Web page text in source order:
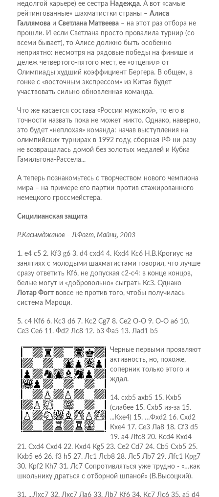
недолгой карьере) ее сестра Надежда. А вот «самые
рейтингованные» шахматистки страны – Алиса
Галлямова и Светлана Матвеева – на этот раз отбора не
прошли. И если Светлана просто провалила турнир (со
всеми бывает), то Алисе должно быть особенно
неприятно: несмотря на рядовые победы на финише и
дележ четвертого-пятого мест, ее «отцепил» от
Олимпиады худший коэффициент Бергера. В общем, в
гонке с «восточным экспрессом» из Китая будет
участвовать сильно обновленная команда.
Что же касается состава «России мужской», то его в
точности назвать пока не может никто. Однако, наверно,
это будет «неплохая» команда: начав выступления на
олимпийских турнирах в 1992 году, сборная РФ ни разу
не возвращалась домой без золотых медалей и Кубка
Гамильтона-Рассела...
А теперь познакомьтесь с творчеством нового чемпиона
мира – на примере его партии против стажированного
немецкого гроссмейстера.
Сицилианская защита
Р.Касымджанов – Л.Фогт, Майнц, 2003
1. e4 c5 2. Кf3 g6 3. d4 cxd4 4. Кxd4 Кc6 Н.В.Крогиус на
занятиях с молодыми шахматистами говорил, что лучше
сразу ответить Кf6, не допуская с2-с4: в конце концов,
белые могут и «добровольно» сыграть Кс3. Однако
Лотар Фогт вовсе не против того, чтобы получилась
система Мароци.
5. c4 Кf6 6. Кc3 d6 7. Кc2 Сg7 8. Сe2 O-O 9. O-O a6 10.
Сe3 Сe6 11. Фd2 Лc8 12. b3 Фa5 13. Лad1 b5
Черные первыми проявляют
активность, но, похоже,
соперник только этого и
ждал.
14. cxb5 axb5 15. Кxb5
(слабее 15. Cхb5 из-за 15.
...Кxe4) 15. …Фxd2 16. Сxd2
Кxe4 17. Сe3 Лa8 18. Сf3 d5
19. a4 Лfc8 20. Кcd4 Кxd4
21. Сxd4 Сxd4 22. Кxd4 Кg5 23. Сe2 Сd7 24. Сb5 Сxb5 25.
Кxb5 e6 26. f3 h5 27. Лc1 Лcb8 28. Лc5 Лb7 29. Лfc1 Крg7
30. Крf2 Кh7 31. Лc7 Сопротивляться уже трудно - «…как
школьнику драться с отборной шпаной» (В.Высоцкий).
31. ...Лxc7 32. Лxc7 Лa6 33. Лb7 Кf6 34. Кc7 Лc6 35. a5 d4